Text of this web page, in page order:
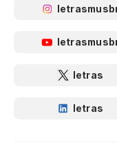
letras
letras